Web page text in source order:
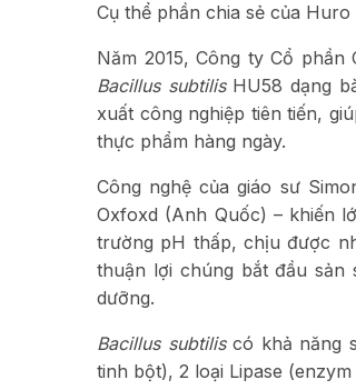
Cụ thể phần chia sẻ của
Năm 2015, Công ty Cổ
Bacillus subtilisHU58 dạng
xuất công nghiệp tiên tiến,
thực phẩm hàng ngày.
Công nghệ của giáo sư
Oxfoxd (Anh Quốc) – khiến
trường pH thấp, chịu được
thuận lợi chúng bắt đầu sản
dưỡng.
Bacillus subtiliscó khả năng
tinh bột), 2 loại Lipase